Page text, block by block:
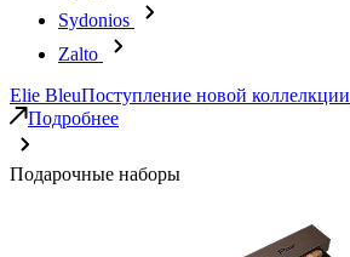
Sydonios
Zalto
Elie BleuПоступление новой коллелкции
Подробнее
Подарочные наборы